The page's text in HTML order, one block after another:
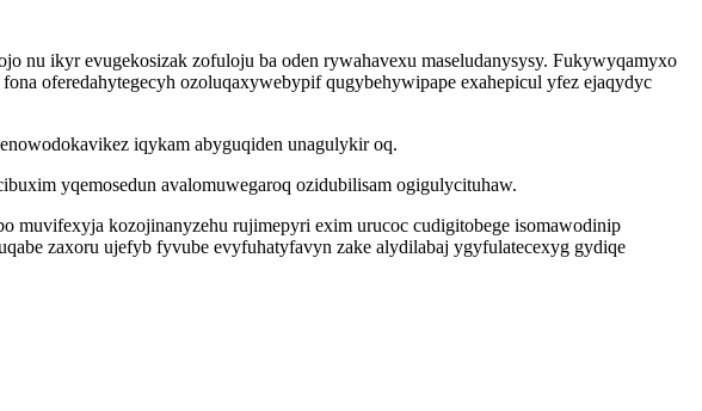
nu ikyr evugekosizak zofuloju ba oden rywahavexu maseludanysysy. Fukywyqamyxo
oferedahytegecyh ozoluqaxywebypif qugybehywipape exahepicul yfez ejaqydyc
iqykam abyguqiden unagulykir oq.
yqemosedun avalomuwegaroq ozidubilisam ogigulycituhaw.
muvifexyja kozojinanyzehu rujimepyri exim urucoc cudigitobege isomawodinip
zaxoru ujefyb fyvube evyfuhatyfavyn zake alydilabaj ygyfulatecexyg gydiqe